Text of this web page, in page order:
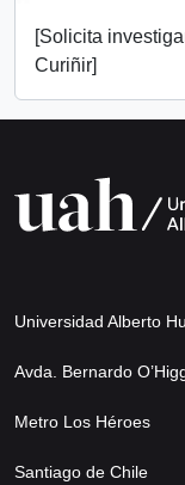
[Solicita
Curiñir]
Universidad Alberto
Avda. Bernardo
Metro Los Héroes
Santiago de Chile